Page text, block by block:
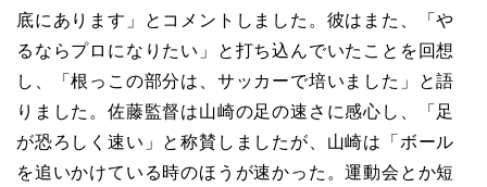
底にあります」とコメントしました。彼はまた、「や
るならプロになりたい」と打ち込んでいたことを回想
し、「根っこの部分は、サッカーで培いました」と語
りました。佐藤監督は山崎の足の速さに感心し、「足
が恐ろしく速い」と称賛しましたが、山崎は「ボール
を追いかけている時のほうが速かった。運動会とか短